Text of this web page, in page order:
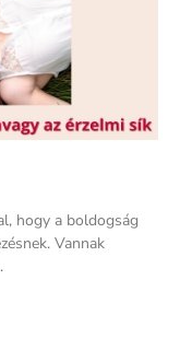
hogy a boldogság
Vannak